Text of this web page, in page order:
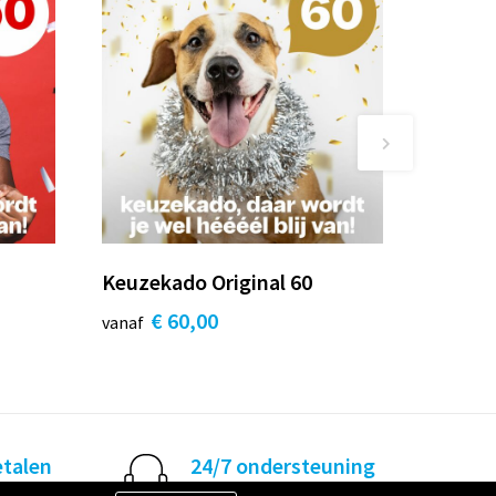
Keuzekado Original 60
vanaf € 60,00
24/7 ondersteuning
Hulp nodig? Geen probleem!